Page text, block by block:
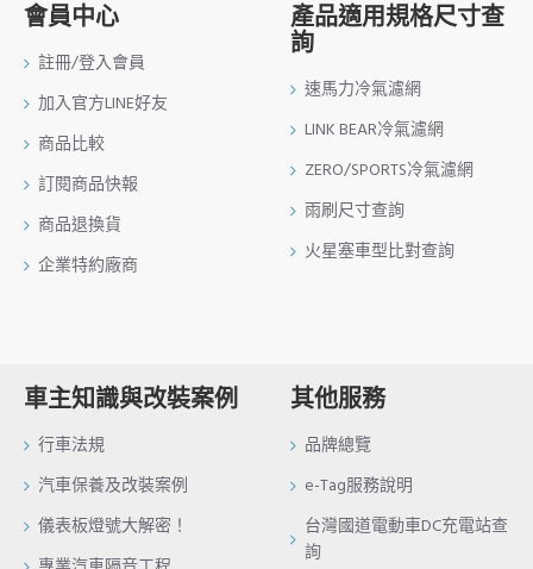
會員中心
註冊/登入會員
加入官方LINE好友
商品比較
訂閱商品快報
商品退換貨
企業特約廠商
產品適用規格尺寸查
詢
速馬力冷氣濾網
LINK BEAR冷氣濾網
ZERO/SPORTS冷氣濾網
雨刷尺寸查詢
火星塞車型比對查詢
車主知識與改裝案例
行車法規
汽車保養及改裝案例
儀表板燈號大解密！
其他服務
品牌總覽
e-Tag服務說明
台灣國道電動車DC充電站查
詢